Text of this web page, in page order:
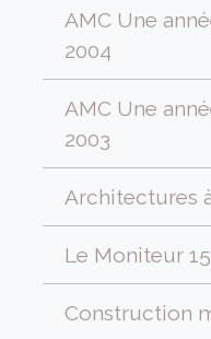
AMC Une
2004
AMC Une
2003
Architectures
Le Moniteur
Construction